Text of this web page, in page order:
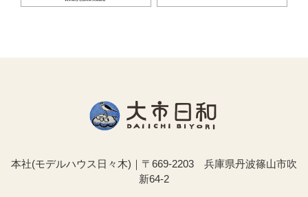
本社(モデルハウス日々木)｜〒669-2203 兵庫県丹波篠山市吹
新64-2